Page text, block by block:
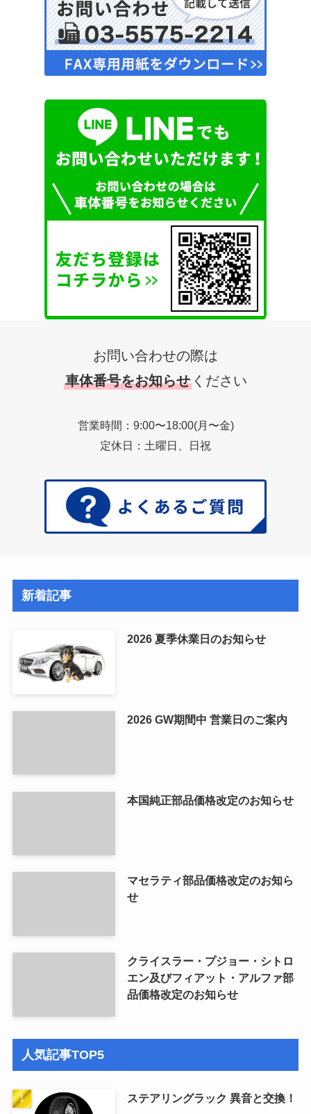
お問い合わせの際は
車体番号をお知らせ ください
営業時間：9:00〜18:00(月〜金)
定休日：土曜日、日祝
新着記事
2026 夏季休業日のお知らせ
2026 GW期間中 営業日のご案内
本国純正部品価格改定のお知らせ
マセラティ部品価格改定のお知ら
せ
クライスラー・プジョー・シトロ
エン及びフィアット・アルファ部
品価格改定のお知らせ
人気記事TOP5
ステアリングラック 異音と交換！